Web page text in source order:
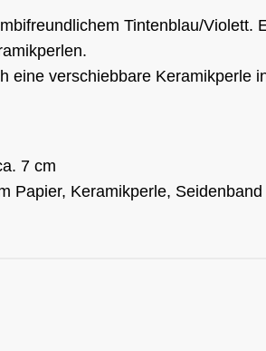
Tintenblau/Violett.
eine verschiebbare
7 cm
Papier, Keramikperle,